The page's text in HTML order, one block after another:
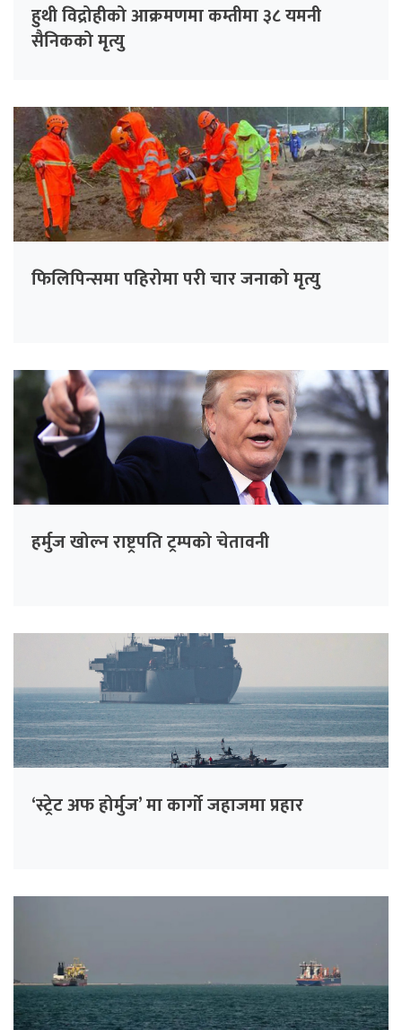
हुथी विद्रोहीको आक्रमणमा कम्तीमा ३८ यमनी
सैनिकको मृत्यु
फिलिपिन्समा पहिरोमा परी चार जनाको मृत्यु
हर्मुज खोल्न राष्ट्रपति ट्रम्पको चेतावनी
‘स्ट्रेट अफ होर्मुज’ मा कार्गो जहाजमा प्रहार